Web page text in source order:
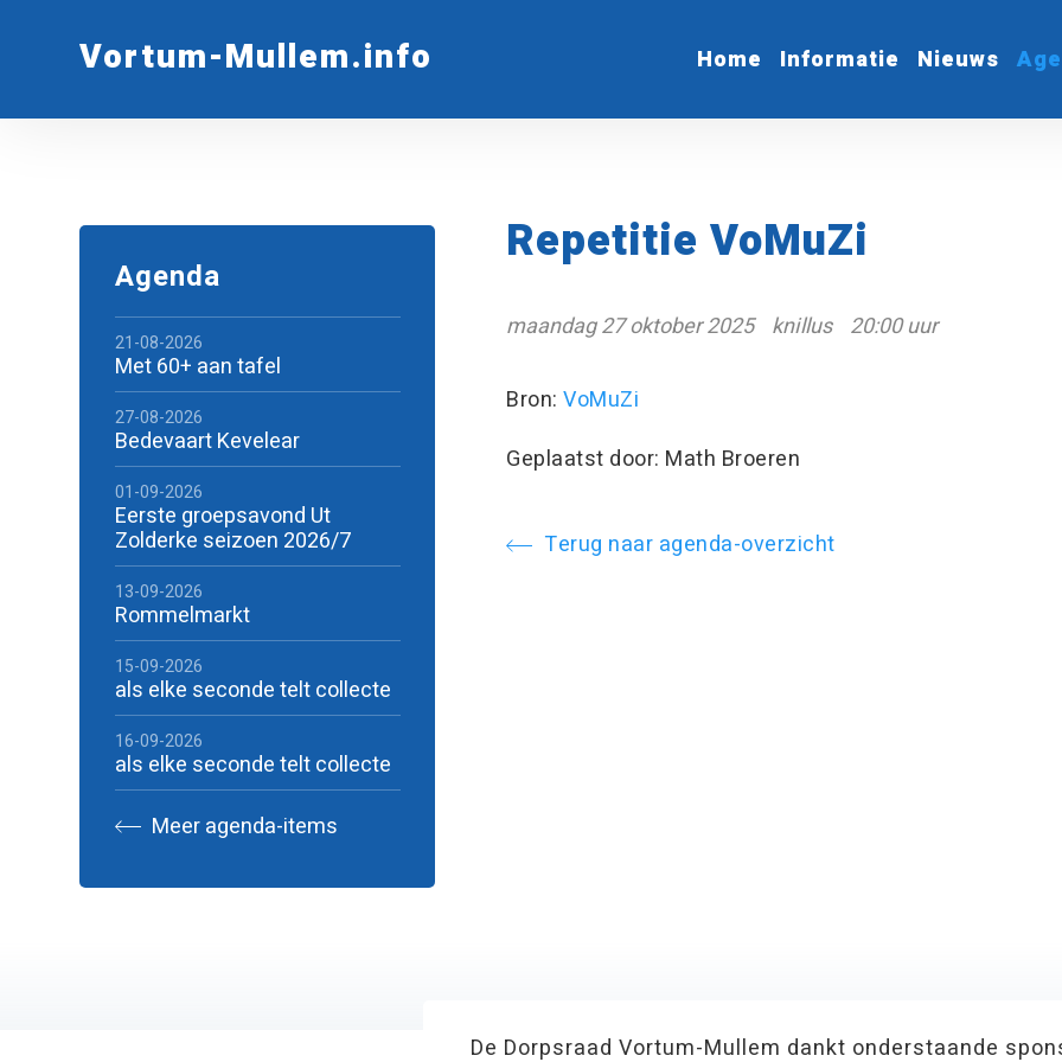
Vortum-Mullem.info Home Informatie Nieuws
Repetitie VoMuZi
maandag 27 oktober 2025 knillus 20:00 uur
Bron:VoMuZi
Geplaatst door: Math Broeren
Terug naar agenda-overzicht
Agenda
21-08-2026
Met 60+ aan tafel
27-08-2026
Bedevaart Kevelear
01-09-2026
Eerste groepsavond Ut
Zolderke seizoen 2026/7
13-09-2026
Rommelmarkt
15-09-2026
als elke seconde telt collecte
16-09-2026
als elke seconde telt collecte
Meer agenda-items
De Dorpsraad Vortum-Mullem dankt onderstaande